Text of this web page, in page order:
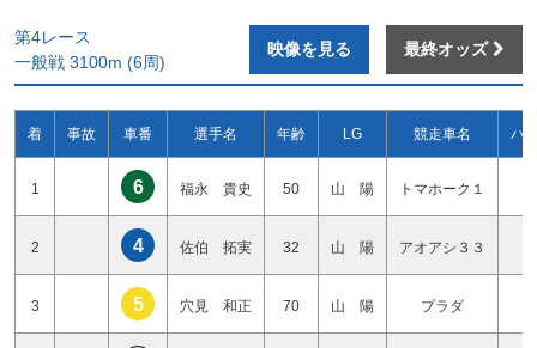
第4レース
一般戦 3100m (6周)
映像を見る 最終オッズ
着 事故 車番 選手名 年齢 LG 競走車名 ハ
1 6 福永 貴史 50 山 陽 トマホーク１
2 4 佐伯 拓実 32 山 陽 アオアシ３３
3 5 穴見 和正 70 山 陽 プラダ